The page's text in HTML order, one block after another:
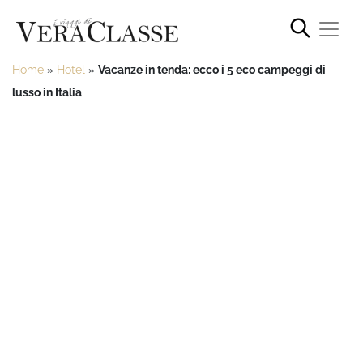
Home » Hotel » Vacanze in tenda: ecco i 5 eco campeggi di
lusso in Italia